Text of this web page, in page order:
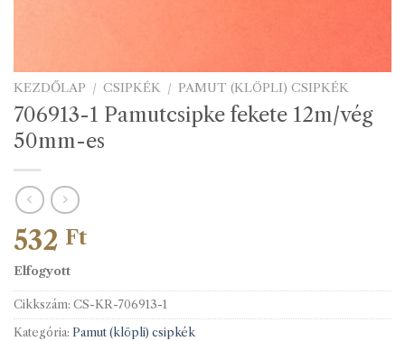
KEZDŐLAP / CSIPKÉK / PAMUT (KLÖPLI) CSIPKÉK
706913-1 Pamutcsipke fekete 12m/vég
50mm-es
532 Ft
Elfogyott
Cikkszám: CS-KR-706913-1
Kategória: Pamut (klöpli) csipkék